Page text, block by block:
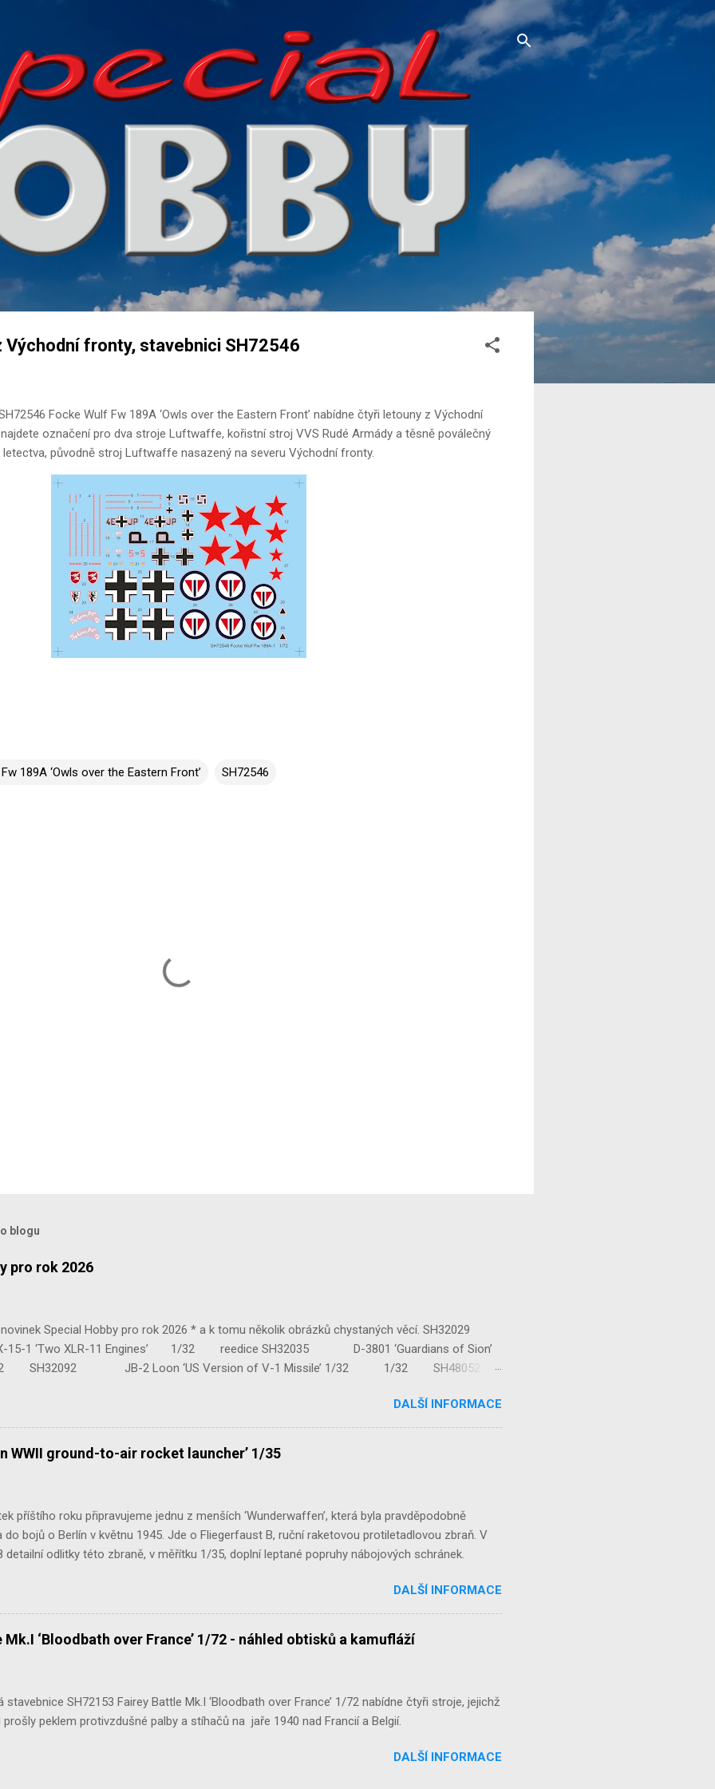
Východní fronty, stavebnici SH72546
Focke Wulf Fw 189A ‘Owls over the Eastern Front’ nabídne čtyři letouny z Východní
označení pro dva stroje Luftwaffe, kořistní stroj VVS Rudé Armády a těsně poválečný
původně stroj Luftwaffe nasazený na severu Východní fronty.
189A ‘Owls over the Eastern Front’ SH72546
blogu
pro rok 2026
Special Hobby pro rok 2026 * a k tomu několik obrázků chystaných věcí. SH32029
‘Two XLR-11 Engines’ 1/32 reedice SH32035 D-3801 ‘Guardians of Sion’
JB-2 Loon ‘US Version of V-1 Missile’ 1/32 1/32 SH48052
DALŠÍ INFORMACE
WWII ground-to-air rocket launcher’ 1/35
příštího roku připravujeme jednu z menších ‘Wunderwaffen’, která byla pravděpodobně
do bojů o Berlín v květnu 1945. Jde o Fliegerfaust B, ruční raketovou protiletadlovou zbraň. V
detailní odlitky této zbraně, v měřítku 1/35, doplní leptané popruhy nábojových schránek.
DALŠÍ INFORMACE
‘Bloodbath over France’ 1/72 - náhled obtisků a kamufláží
stavebnice SH72153 Fairey Battle Mk.I ‘Bloodbath over France’ 1/72 nabídne čtyři stroje, jejichž
peklem protivzdušné palby a stíhačů na jaře 1940 nad Francií a Belgií.
DALŠÍ INFORMACE